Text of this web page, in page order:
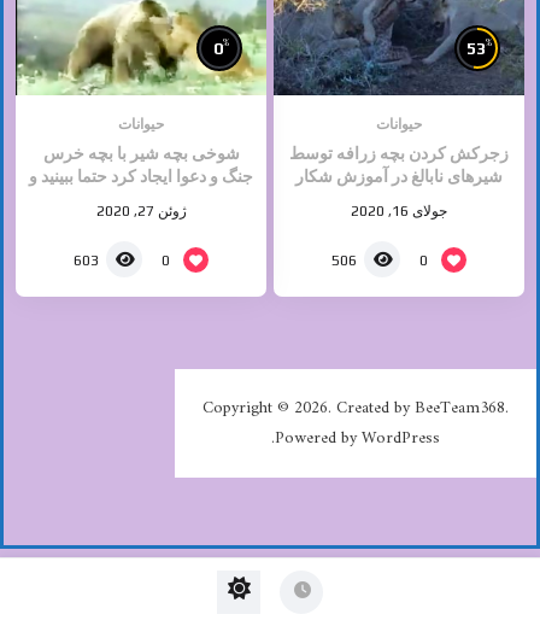
53%
حیوانات
زجرکش کردن بچه زرافه توسط
شیرهای نابالغ در آموزش شکار
جولای 16, 2020
0
506
0%
حیوانات
شوخی بچه شیر با بچه خرس
جنگ و دعوا ایجاد کرد حتما ببینید و
ژوئن 27, 2020
0
603
Copyright © 2026. Created by BeeTeam368.
Powered by WordPress.